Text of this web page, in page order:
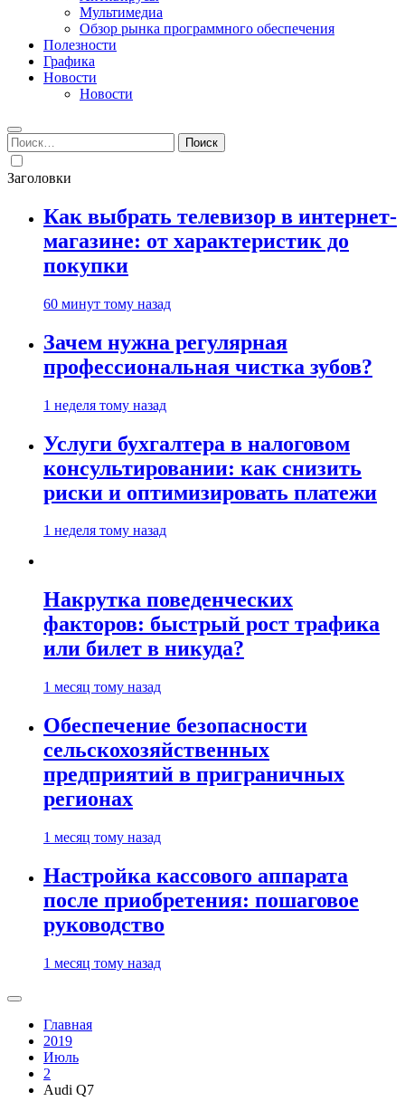
Мультимедиа
Обзор рынка программного обеспечения
Полезности
Графика
Новости
Новости
Найти:
Заголовки
Как выбрать телевизор в интернет-
магазине: от характеристик до
покупки
60 минут тому назад
Зачем нужна регулярная
профессиональная чистка зубов?
1 неделя тому назад
Услуги бухгалтера в налоговом
консультировании: как снизить
риски и оптимизировать платежи
1 неделя тому назад
Накрутка поведенческих
факторов: быстрый рост трафика
или билет в никуда?
1 месяц тому назад
Обеспечение безопасности
сельскохозяйственных
предприятий в приграничных
регионах
1 месяц тому назад
Настройка кассового аппарата
после приобретения: пошаговое
руководство
1 месяц тому назад
Главная
2019
Июль
2
Audi Q7